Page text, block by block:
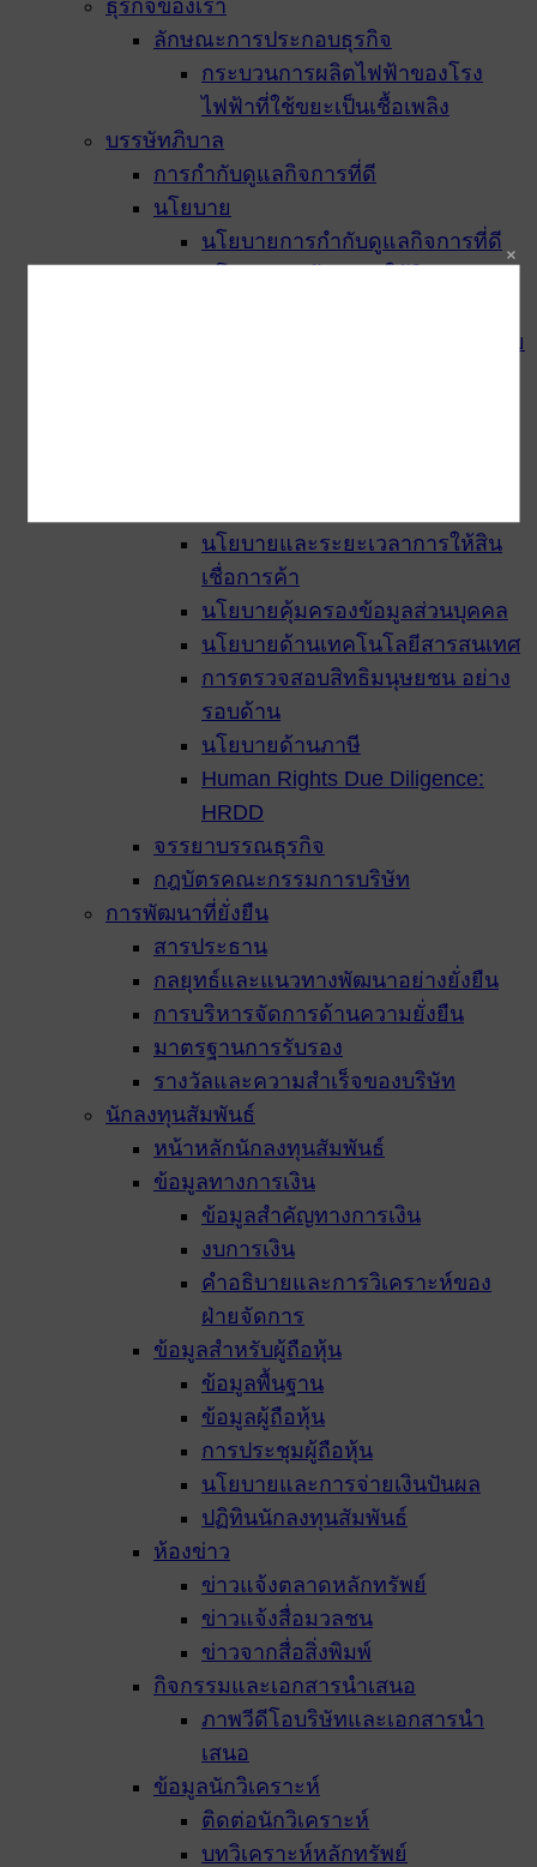
ธุรกิจของเรา
ลักษณะการประกอบธุรกิจ
กระบวนการผลิตไฟฟ้าของโรง
ไฟฟ้าที่ใช้ขยะเป็นเชื้อเพลิง
บรรษัทภิบาล
การกำกับดูแลกิจการที่ดี
นโยบาย
นโยบายการกำกับดูแลกิจการที่ดี
นโยบายสิ่งแวดล้อม ความปลอดภัย
นโยบายและระยะเวลาการให้สิน
เชื่อการค้า
นโยบายคุ้มครองข้อมูลส่วนบุคคล
นโยบายด้านเทคโนโลยีสารสนเทศ
การตรวจสอบสิทธิมนุษยชน อย่าง
รอบด้าน
นโยบายด้านภาษี
Human Rights Due Diligence:
HRDD
จรรยาบรรณธุรกิจ
กฎบัตรคณะกรรมการบริษัท
การพัฒนาที่ยั่งยืน
สารประธาน
กลยุทธ์และแนวทางพัฒนาอย่างยั่งยืน
การบริหารจัดการด้านความยั่งยืน
มาตรฐานการรับรอง
รางวัลและความสำเร็จของบริษัท
นักลงทุนสัมพันธ์
หน้าหลักนักลงทุนสัมพันธ์
ข้อมูลทางการเงิน
ข้อมูลสำคัญทางการเงิน
งบการเงิน
คำอธิบายและการวิเคราะห์ของ
ฝ่ายจัดการ
ข้อมูลสำหรับผู้ถือหุ้น
ข้อมูลพื้นฐาน
ข้อมูลผู้ถือหุ้น
การประชุมผู้ถือหุ้น
นโยบายและการจ่ายเงินปันผล
ปฏิทินนักลงทุนสัมพันธ์
ห้องข่าว
ข่าวแจ้งตลาดหลักทรัพย์
ข่าวแจ้งสื่อมวลชน
ข่าวจากสื่อสิ่งพิมพ์
กิจกรรมและเอกสารนำเสนอ
ภาพวีดีโอบริษัทและเอกสารนำ
เสนอ
ข้อมูลนักวิเคราะห์
ติดต่อนักวิเคราะห์
บทวิเคราะห์หลักทรัพย์